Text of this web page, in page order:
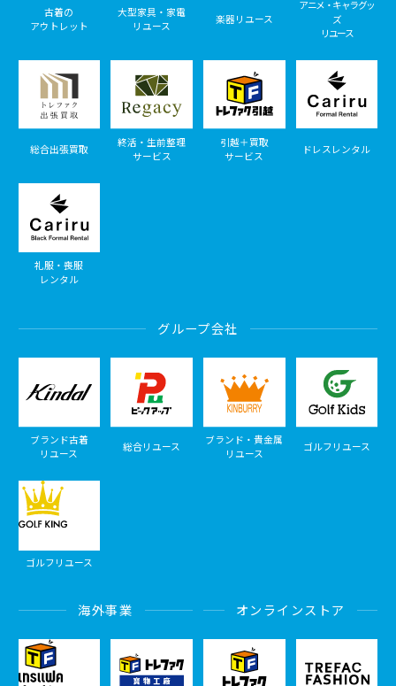
古着の
アウトレット
大型家具・家電
リユース
楽器リユース
アニメ・キャラグッ
ズ
リユース
総合出張買取
終活・生前整理
サービス
引越＋買取
サービス
ドレスレンタル
礼服・喪服
レンタル
グループ会社
ブランド古着
リユース
総合リユース
ブランド・貴金属
リユース
ゴルフリユース
ゴルフリユース
海外事業 オンラインストア